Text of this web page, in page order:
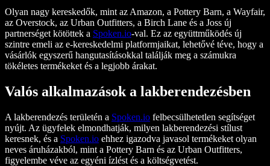
Olyan nagy kereskedők, mint az Amazon, a Pottery Barn, a Wayfair,
az Overstock, az Urban Outfitters, a Birch Lane és a Joss új
partnerséget kötöttek a Spoken.io-val. Ez az együttműködés új
szintre emeli az e-kereskedelmi platformjaikat, lehetővé téve, hogy a
vásárlók egyszerű hangutasításokkal találják meg a számukra
tökéletes termékeket és a legjobb árakat.
Valós alkalmazások a lakberendezésben
A lakberendezés területén a Spoken.io felbecsülhetetlen segítséget
nyújt. Az ügyfelek elmondhatják, milyen lakberendezési stílust
keresnek, és a Spoken.io ehhez igazodva javasol termékeket olyan
neves áruházakból, mint a Pottery Barn és az Urban Outfitters,
figyelembe véve az egyéni ízlést és a költségvetést.